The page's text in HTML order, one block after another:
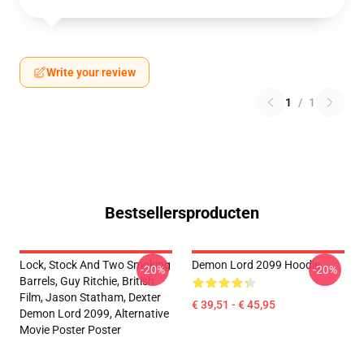
Write your review
1 / 1
Bestsellersproducten
Lock, Stock And Two Smoking
Barrels, Guy Ritchie, British
Film, Jason Statham, Dexter
Demon Lord 2099, Alternative
Movie Poster Poster
-20% Demon Lord 2099 Hoodie
€ 39,51 - € 45,95
-20%